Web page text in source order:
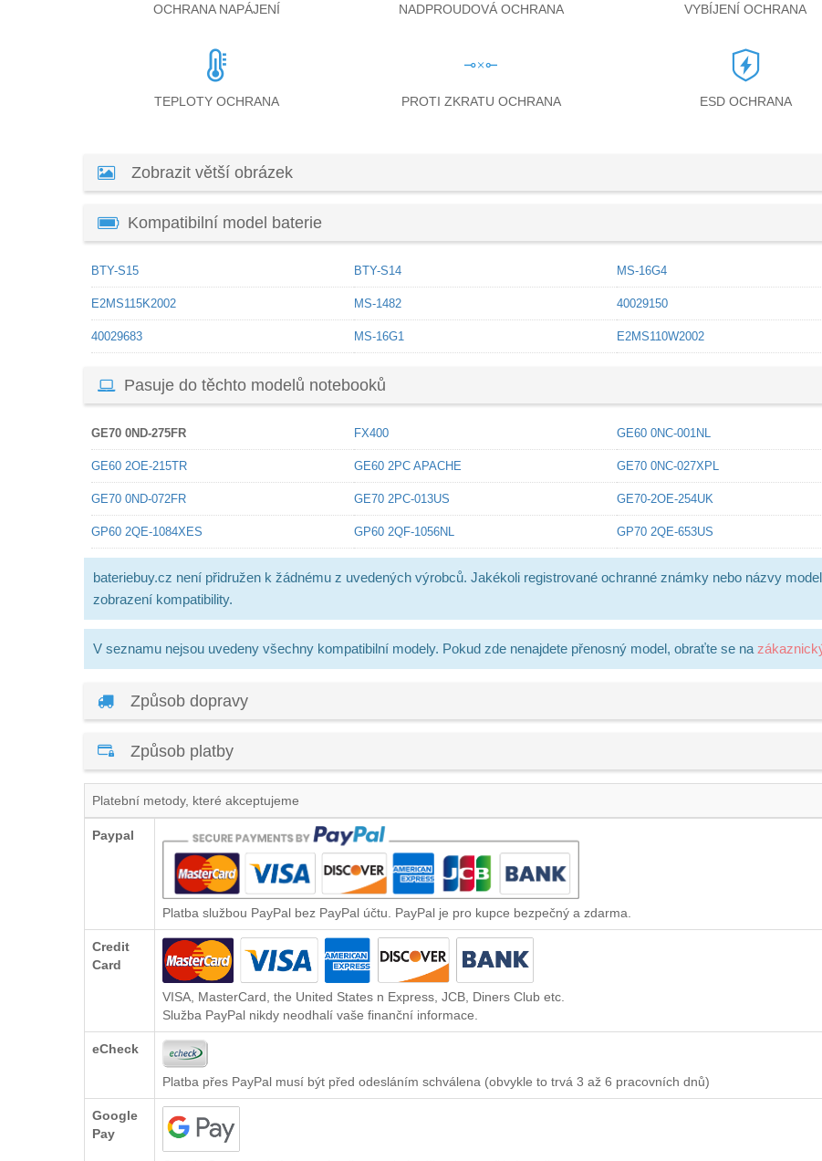
OCHRANA NAPÁJENÍ NADPROUDOVÁ OCHRANA VYBÍJENÍ OCHRANA
TEPLOTY OCHRANA PROTI ZKRATU OCHRANA ESD OCHRANA
Zobrazit větší obrázek
Kompatibilní model baterie
BTY-S15 BTY-S14 MS-16G4
E2MS115K2002 MS-1482 40029150
40029683 MS-16G1 E2MS110W2002
Pasuje do těchto modelů notebooků
GE70 0ND-275FR FX400 GE60 0NC-001NL
GE60 2OE-215TR GE60 2PC APACHE GE70 0NC-027XPL
GE70 0ND-072FR GE70 2PC-013US GE70-2OE-254UK
GP60 2QE-1084XES GP60 2QF-1056NL GP70 2QE-653US
bateriebuy.cz není přidružen k žádnému z uvedených výrobců. Jakékoli registrované ochranné známky nebo názvy
zobrazení kompatibility.
V seznamu nejsou uvedeny všechny kompatibilní modely. Pokud zde nenajdete přenosný model, obraťte se na
Způsob dopravy
Způsob platby
Platební metody, které akceptujeme
Paypal
Platba službou PayPal bez PayPal účtu. PayPal je pro kupce bezpečný a zdarma.
Credit
Card
VISA, MasterCard, the United States n Express, JCB, Diners Club etc.
Služba PayPal nikdy neodhalí vaše finanční informace.
eCheck
Platba přes PayPal musí být před odesláním schválena (obvykle to trvá 3 až 6 pracovních dnů)
Google
Pay